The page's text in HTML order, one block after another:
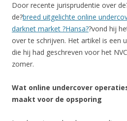
Door recente jurisprudentie over
de?breed uitgelichte online
darknet market ?Hansa??vond hij
over te schrijven. Het artikel is een
die hij had geschreven voor het
zomer.
Wat online undercover
maakt voor de opsporing